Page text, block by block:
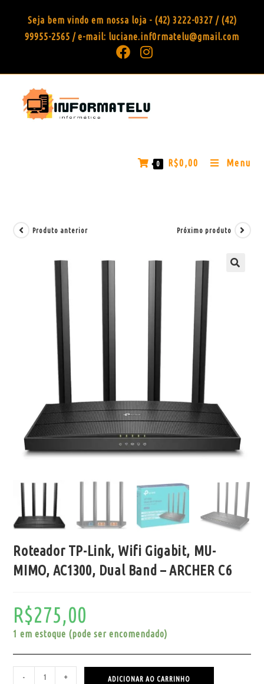
Seja bem vindo em nossa loja - (42) 3222-0327 / (42)
99955-2565 / e-mail: luciane.inf0rmatelu@gmail.com
0 R$0,00 Menu
Produto anterior Próximo produto
Roteador TP-Link, Wifi Gigabit, MU-
MIMO, AC1300, Dual Band – ARCHER C6
R$275,00
1 em estoque (pode ser encomendado)
- + ADICIONAR AO CARRINHO